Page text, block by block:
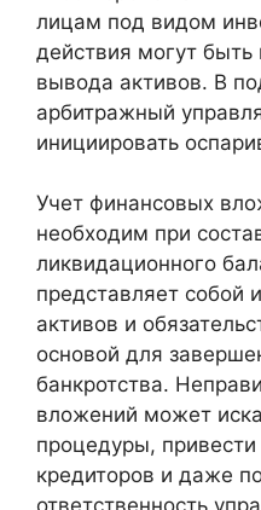
лицам под видом
действия могут
вывода активов. В
арбитражный
инициировать
Учет финансовых
необходим при
ликвидационного
представляет собой
активов и
основой для
банкротства.
вложений может
процедуры,
кредиторов и даже